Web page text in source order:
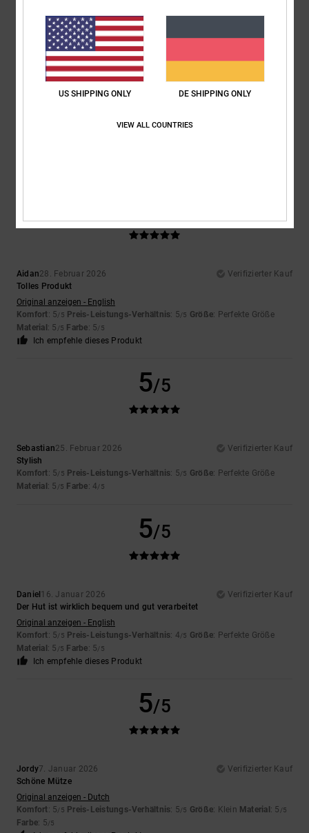
4
Das habe ich schon einmal erlebt.
Aidan28. Februar 2026
Verifizierter Kauf
Tolles Produkt
Original anzeigen - English
Komfort: 5/5 Preis-Leistungs-Verhältnis: 5/5 Größe: Perfekte Größe
Material : 5 /5 Farbe: 5/5
Ich empfehle dieses Produkt
5/5
Sebastian25. Februar 2026
Verifizierter Kauf
Stylish
Komfort: 5/5 Preis-Leistungs-Verhältnis: 5/5 Größe: Perfekte Größe
Material : 5 /5 Farbe: 4/5
5/5
Daniel 16. Januar 2026
Verifizierter Kauf
Der Hut ist wirklich bequem und gut verarbeitet
Original anzeigen - English
Komfort: 5/5 Preis-Leistungs-Verhältnis: 4/5 Größe: Perfekte Größe
Material : 5 /5 Farbe: 5/5
Ich empfehle dieses Produkt
5/5
Jordy7. Januar 2026
Verifizierter Kauf
Schöne Mütze
Original anzeigen - Dutch
Komfort: 5/5 Preis-Leistungs-Verhältnis: 5/5 Größe: Klein Material : 5 /5
Farbe: 5/5
US SHIPPING ONLY DE SHIPPING ONLY
VIEW ALL COUNTRIES